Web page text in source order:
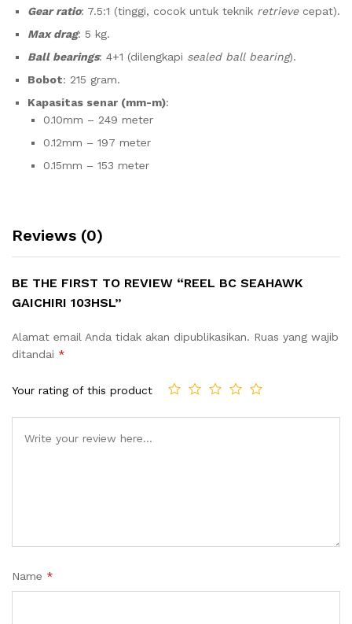
Gear ratio: 7.5:1 (tinggi, cocok untuk teknik retrievecepat).
Max drag: 5 kg.
Ball bearings: 4+1 (dilengkapi sealed ball bearing).
Bobot: 215 gram.
Kapasitas senar (mm-m):
0.10mm – 249 meter
0.12mm – 197 meter
0.15mm – 153 meter
Reviews (0)
BE THE FIRST TO REVIEW “REEL BC SEAHAWK
GAICHIRI 103HSL”
Alamat email Anda tidak akan dipublikasikan. Ruas yang wajib
ditandai *
Your rating of this product
Name *